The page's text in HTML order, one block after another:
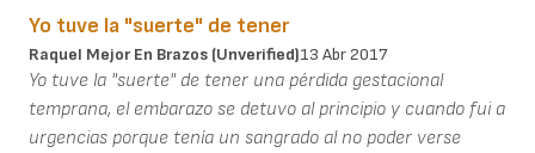
Yo tuve la "suerte" de tener
Raquel Mejor En Brazos (unverified)13 Abr 2017
Yo tuve la "suerte" de tener una pérdida gestacional
temprana, el embarazo se detuvo al principio y cuando fui a
urgencias porque tenía un sangrado al no poder verse